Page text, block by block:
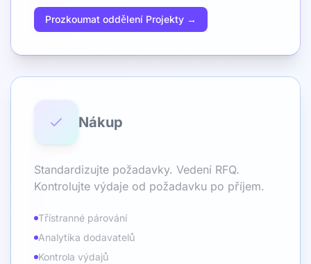
Prozkoumat oddělení Projekty →
Nákup
Standardizujte požadavky. Vedení RFQ.
Kontrolujte výdaje od požadavku po příjem.
Třístranné párování
Analytika dodavatelů
Kontrola výdajů